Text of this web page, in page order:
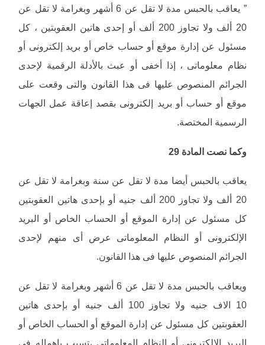
” يعاقب بالحبس مدة لا تقل عن 6 أشهر وبغرامة لا تقل عن
20 ألف ولا تجاوز 200 ألف أو إحدى هاتين العقوبتين ، كل
مسئول عن إدارة موقع أو حساب خاص أو بريد إلكترونى أو
نظام معلوماتى ، إذا أخفى أو عبث بالأدلة الرقمية لإحدى
الجرائم المنصوص عليها فى هذا القانون والتى وقعت على
موقع أو حساب أو بريد إلكترونى بقصد إعاقة عمل الجهات
الرسمية المختصة.
وكما نصت المادة29
يعاقب بالحبس أيضا مدة لا تقل عن سنة وبغرامة لا تقل عن
20 ألف ولا تجاوز 200 ألف جنيه أو بإحدى هاتين العقوبتين
كل مسئول عن إدارة الموقع أو الحساب الخاص أو البريد
الإلكترونى أو النظام المعلوماتى عرض أى منهم لإحدى
الجرائم المنصوص عليها فى هذا القانون.
ويعاقب بالحبس مدة لا تقل عن 6 أشهر وبغرامة لا تقل عن
10 الاف جنيه ولا تجاوز 100 ألف جنيه أو بإحدى هاتين
العقوبتين كل مسئول عن إدارة الموقع أو الحساب الخاص أو
البريد الإلكترونى أو النظام المعلوماتى ،تسبب باهماله فى